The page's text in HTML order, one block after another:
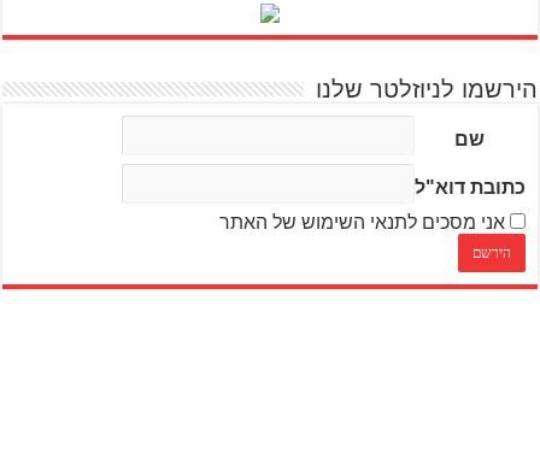
הירשמו לניוזלטר שלנו
שם
כתובת דוא"ל
אני מסכים לתנאי השימוש של האתר